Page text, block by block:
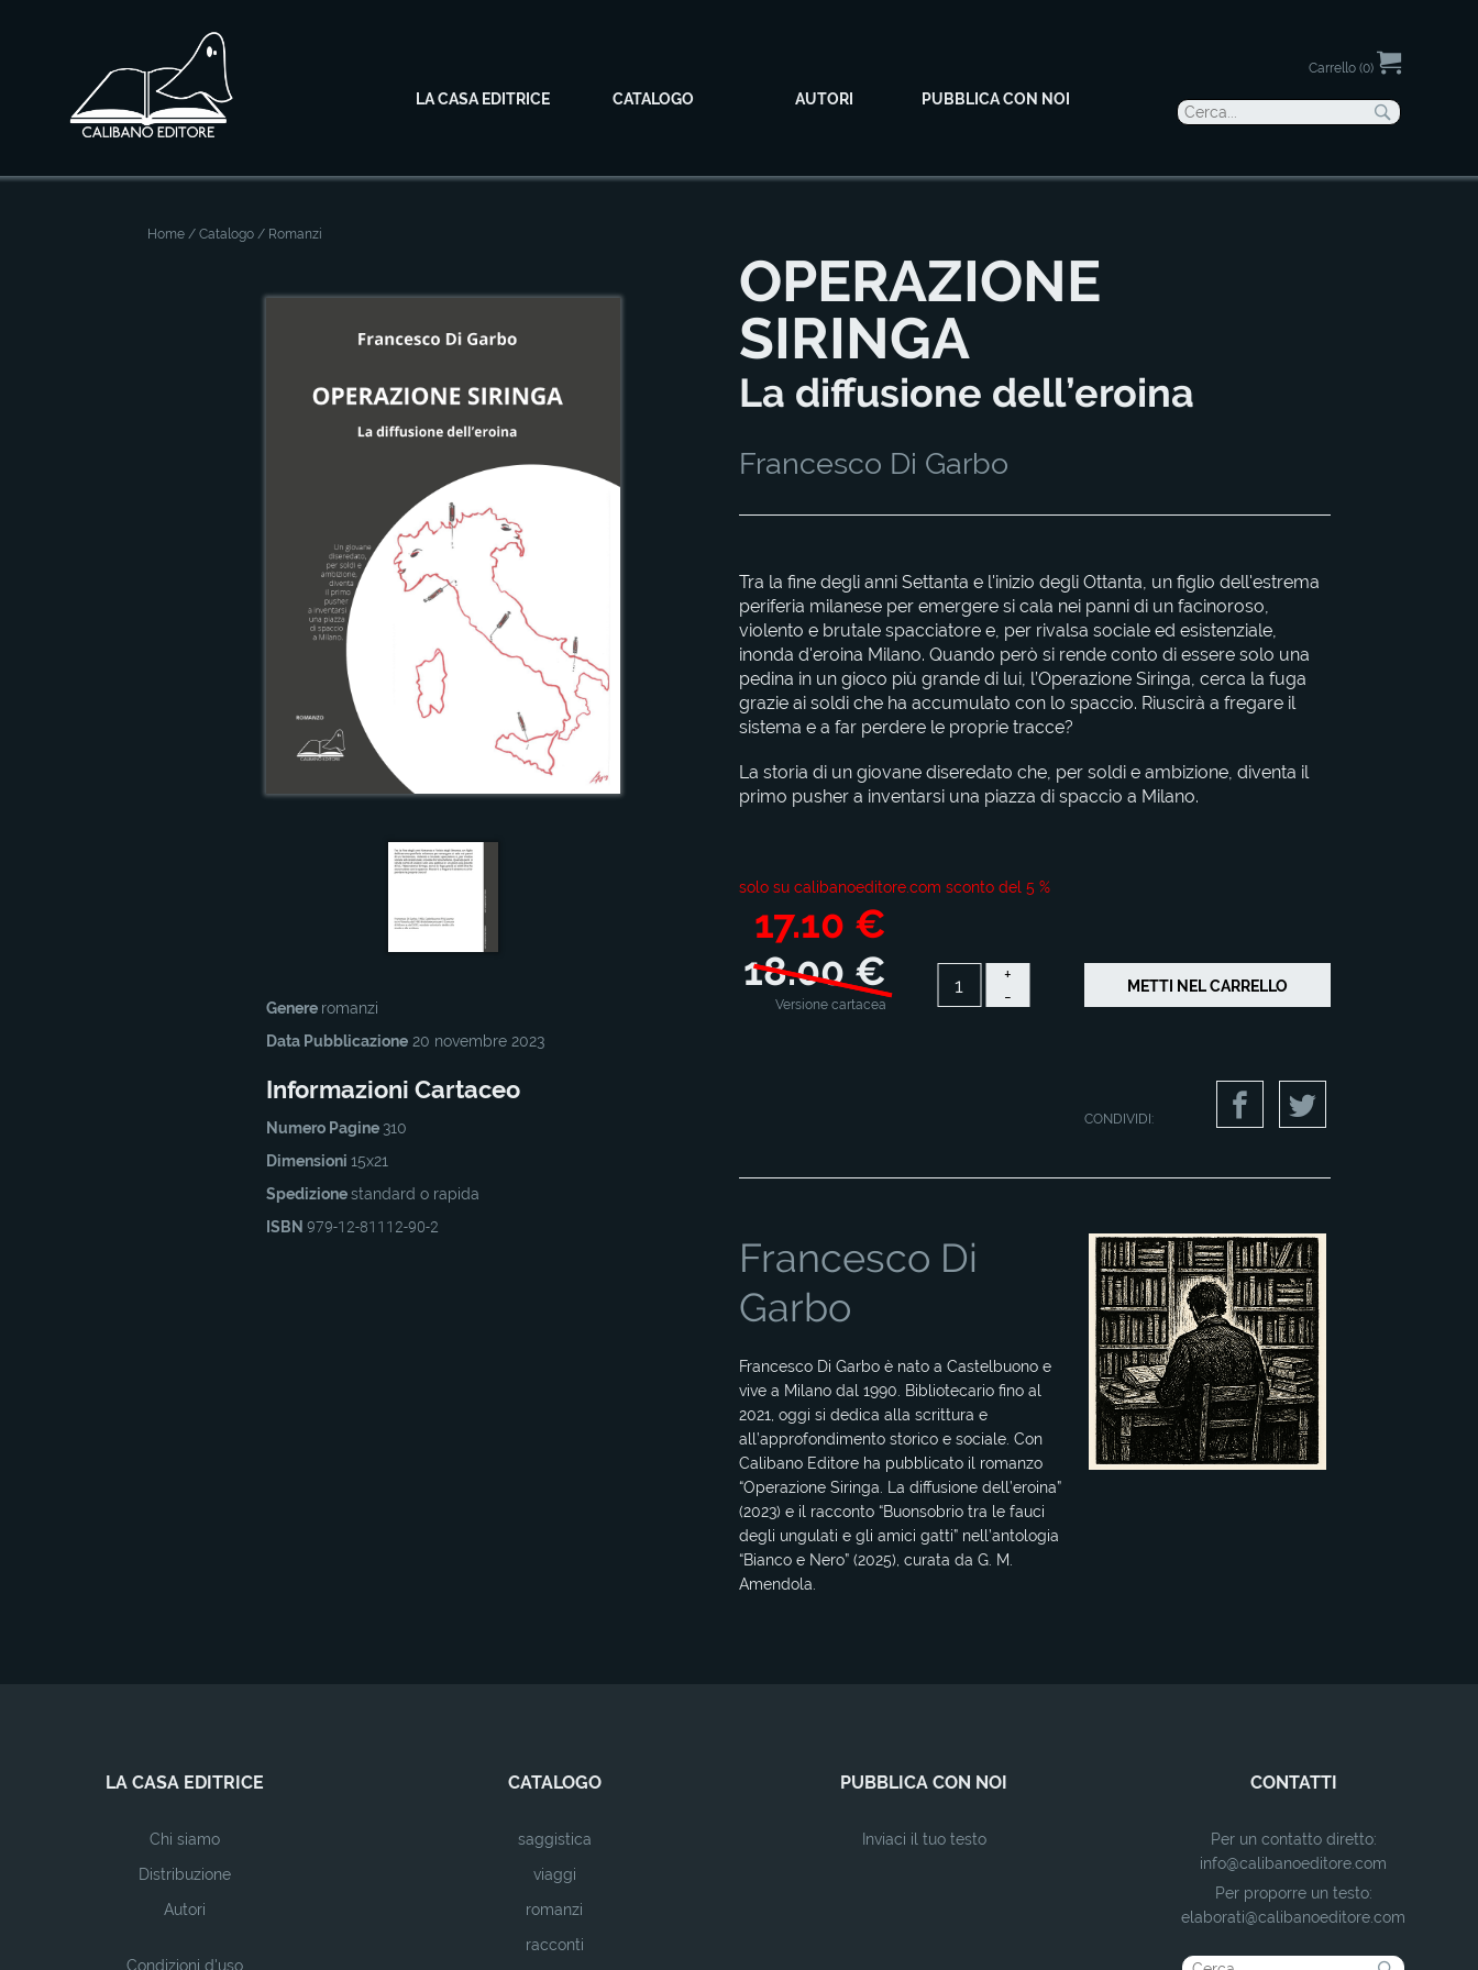
LA CASA EDITRICE CATALOGO AUTORI PUBBLICA CON NOI
Carrello (0)
Home /Catalogo / Romanzi
Genere romanzi
Data Pubblicazione20 novembre 2023
Informazioni Cartaceo
Numero Pagine 310
Dimensioni 15x21
Spedizionestandard o rapida
ISBN 979-12-81112-90-2
OPERAZIONE
SIRINGA
La diffusione dell’eroina
Francesco Di Garbo
Tra la fine degli anni Settanta e l'inizio degli Ottanta, un figlio dell'estrema
periferia milanese per emergere si cala nei panni di un facinoroso,
violento e brutale spacciatore e, per rivalsa sociale ed esistenziale,
inonda d'eroina Milano. Quando però si rende conto di essere solo una
pedina in un gioco più grande di lui, l’Operazione Siringa, cerca la fuga
grazie ai soldi che ha accumulato con lo spaccio. Riuscirà a fregare il
sistema e a far perdere le proprie tracce?
La storia di un giovane diseredato che, per soldi e ambizione, diventa il
primo pusher a inventarsi una piazza di spaccio a Milano.
solo su calibanoeditore.com sconto del 5 %
17.10 €
18.00 €
Versione cartacea
+
-
CONDIVIDI:
Francesco Di
Garbo
Francesco Di Garbo è nato a Castelbuono e
vive a Milano dal 1990. Bibliotecario fino al
2021, oggi si dedica alla scrittura e
all’approfondimento storico e sociale. Con
Calibano Editore ha pubblicato il romanzo
“Operazione Siringa. La diffusione dell’eroina”
(2023) e il racconto “Buonsobrio tra le fauci
degli ungulati e gli amici gatti” nell’antologia
“Bianco e Nero” (2025), curata da G. M.
Amendola.
LA CASA EDITRICE
Chi siamo
Distribuzione
Autori
Condizioni d'uso
CATALOGO
saggistica
viaggi
romanzi
racconti
PUBBLICA CON NOI
Inviaci il tuo testo
CONTATTI
Per un contatto diretto:
info@calibanoeditore.com
Per proporre un testo:
elaborati@calibanoeditore.com